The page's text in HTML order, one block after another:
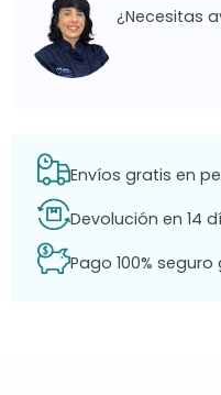
¿Necesitas
Envíos gratis en
Devolución en 14
Pago 100%